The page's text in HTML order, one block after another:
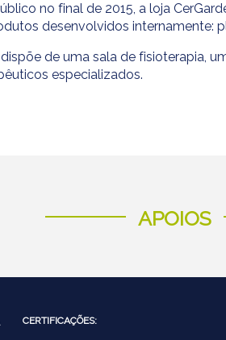
no final de 2015, a loja
desenvolvidos internamente:
dispõe de uma sala de fisioterapia,
especializados.
APOIOS
CERTIFICAÇÕES: